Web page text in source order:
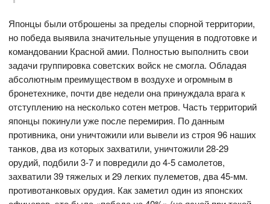
Японцы были отброшены за пределы спорной территории,
но победа выявила значительные упущения в подготовке и
командовании Красной амии. Полностью выполнить свои
задачи группировка советских войск не смогла. Обладая
абсолютным преимуществом в воздухе и огромным в
бронетехнике, почти две недели она принуждала врага к
отступлению на несколько сотен метров. Часть территорий
японцы покинули уже после перемирия. По данным
противника, они уничтожили или вывели из строя 96 наших
танков, два из которых захватили, уничтожили 28-29
орудий, подбили 3-7 и повредили до 4-5 самолетов,
захватили 39 тяжелых и 29 легких пулеметов, два 45-мм.
противотанковых орудия. Как заметил один из японских